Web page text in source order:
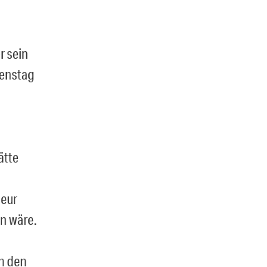
sein
wäre.
den